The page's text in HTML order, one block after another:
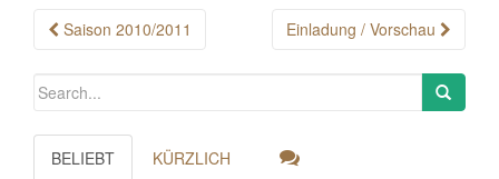
Post
Saison 2010/2011 Einladung / Vorschau
BELIEBT KÜRZLICH